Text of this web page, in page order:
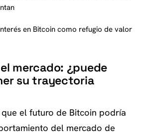
en Bitcoin como refugio de valor
mercado: ¿puede
su trayectoria
el futuro de Bitcoin podría
del mercado de